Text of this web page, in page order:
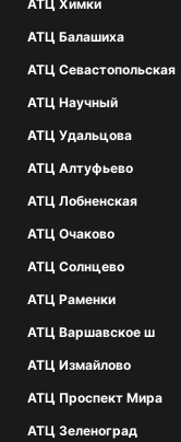
АТЦ Химки
АТЦ Балашиха
АТЦ Севастопольская
АТЦ Научный
АТЦ Удальцова
АТЦ Алтуфьево
АТЦ Лобненская
АТЦ Очаково
АТЦ Солнцево
АТЦ Раменки
АТЦ Варшавское ш
АТЦ Измайлово
АТЦ Проспект Мира
АТЦ Зеленоград